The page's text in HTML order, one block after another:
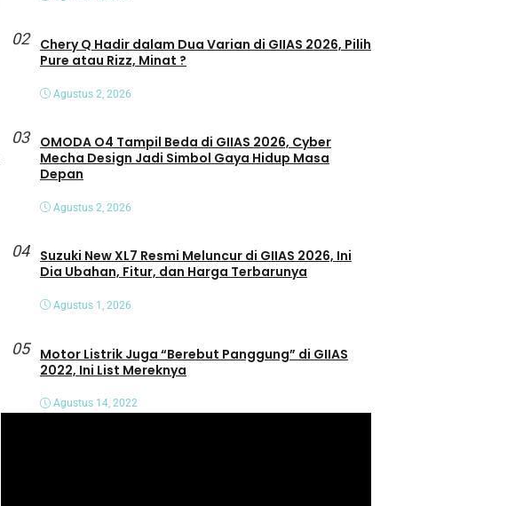
02
Chery Q Hadir dalam Dua Varian di GIIAS 2026, Pilih
Pure atau Rizz, Minat ?
Agustus 2, 2026
03
OMODA O4 Tampil Beda di GIIAS 2026, Cyber
Mecha Design Jadi Simbol Gaya Hidup Masa
Depan
Agustus 2, 2026
04
Suzuki New XL7 Resmi Meluncur di GIIAS 2026, Ini
Dia Ubahan, Fitur, dan Harga Terbarunya
Agustus 1, 2026
05
Motor Listrik Juga “Berebut Panggung” di GIIAS
2022, Ini List Mereknya
Agustus 14, 2022